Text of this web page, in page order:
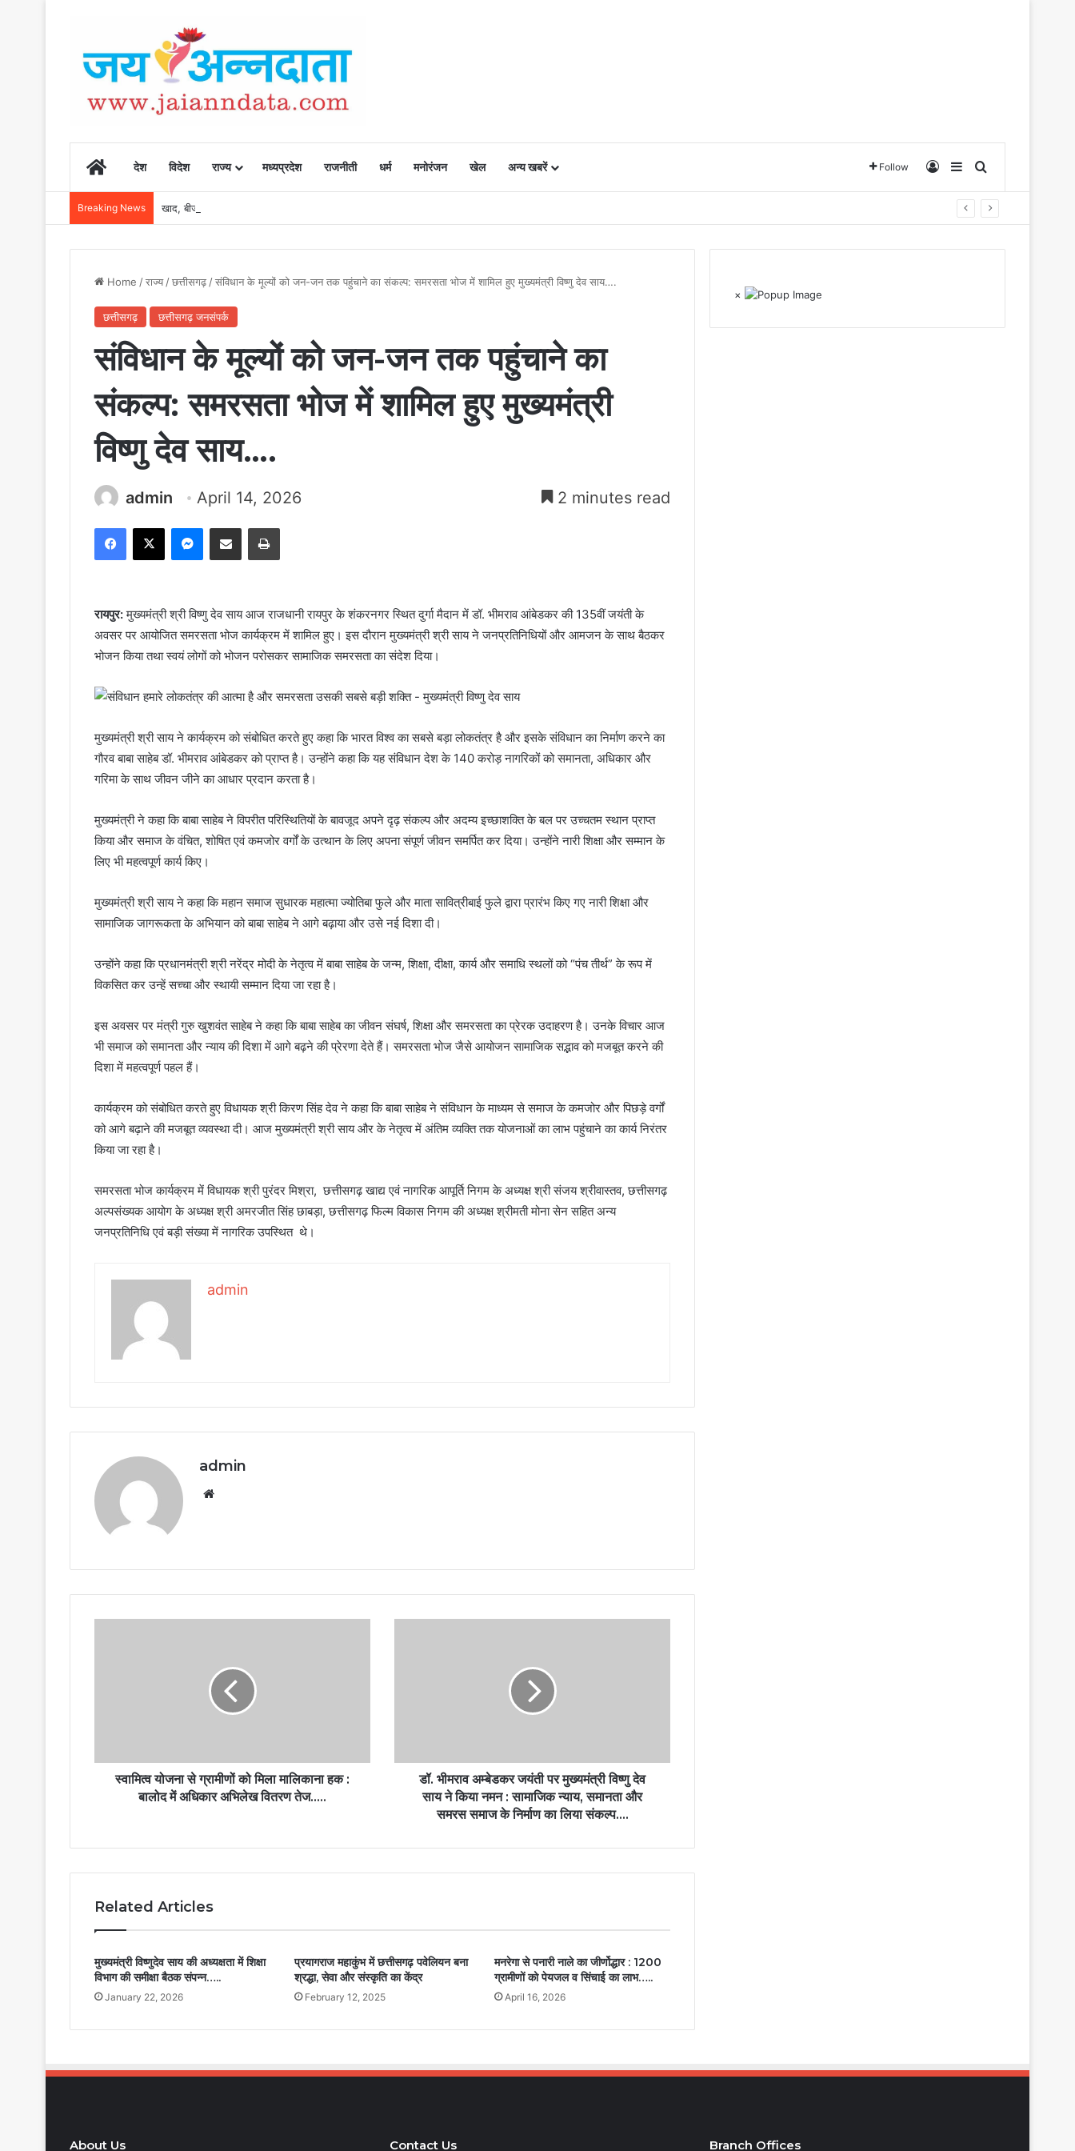
Homeदेश विदेश राज्य मध्यप्रदेश राजनीती धर्म मनोरंजन खेल अन्य खबरें Follow Log InSidebarSearch for
Breaking News खाद, बीज और उर्वरकों की समय पर उपलब्धता से किसानों में उत्साह, नैनो डीएपी और नैनो यूरिया बने किसानों के भरोसेमंद कृषि साथी…..
Home /राज्य/छत्तीसगढ़/संविधान के मूल्यों को जन-जन तक पहुंचाने का संकल्प: समरसता भोज में शामिल हुए मुख्यमंत्री विष्णु देव साय….
छत्तीसगढ़ छत्तीसगढ़ जनसंपर्क
संविधान के मूल्यों को जन-जन तक पहुंचाने का
संकल्प: समरसता भोज में शामिल हुए मुख्यमंत्री
विष्णु देव साय….
admin April 14, 2026 2 minutes read
Facebook
X Messenger
Share via Email Print
रायपुर:मुख्यमंत्री श्री विष्णु देव साय आज राजधानी रायपुर के शंकरनगर स्थित दुर्गा मैदान में डॉ. भीमराव आंबेडकर की 135वीं जयंती के
अवसर पर आयोजित समरसता भोज कार्यक्रम में शामिल हुए। इस दौरान मुख्यमंत्री श्री साय ने जनप्रतिनिधियों और आमजन के साथ बैठकर
भोजन किया तथा स्वयं लोगों को भोजन परोसकर सामाजिक समरसता का संदेश दिया।
मुख्यमंत्री श्री साय ने कार्यक्रम को संबोधित करते हुए कहा कि भारत विश्व का सबसे बड़ा लोकतंत्र है और इसके संविधान का निर्माण करने का
गौरव बाबा साहेब डॉ. भीमराव आंबेडकर को प्राप्त है। उन्होंने कहा कि यह संविधान देश के 140 करोड़ नागरिकों को समानता, अधिकार और
गरिमा के साथ जीवन जीने का आधार प्रदान करता है।
मुख्यमंत्री ने कहा कि बाबा साहेब ने विपरीत परिस्थितियों के बावजूद अपने दृढ़ संकल्प और अदम्य इच्छाशक्ति के बल पर उच्चतम स्थान प्राप्त
किया और समाज के वंचित, शोषित एवं कमजोर वर्गों के उत्थान के लिए अपना संपूर्ण जीवन समर्पित कर दिया। उन्होंने नारी शिक्षा और सम्मान के
लिए भी महत्वपूर्ण कार्य किए।
मुख्यमंत्री श्री साय ने कहा कि महान समाज सुधारक महात्मा ज्योतिबा फुले और माता सावित्रीबाई फुले द्वारा प्रारंभ किए गए नारी शिक्षा और
सामाजिक जागरूकता के अभियान को बाबा साहेब ने आगे बढ़ाया और उसे नई दिशा दी।
उन्होंने कहा कि प्रधानमंत्री श्री नरेंद्र मोदी के नेतृत्व में बाबा साहेब के जन्म, शिक्षा, दीक्षा, कार्य और समाधि स्थलों को “पंच तीर्थ” के रूप में
विकसित कर उन्हें सच्चा और स्थायी सम्मान दिया जा रहा है।
इस अवसर पर मंत्री गुरु खुशवंत साहेब ने कहा कि बाबा साहेब का जीवन संघर्ष, शिक्षा और समरसता का प्रेरक उदाहरण है। उनके विचार आज
भी समाज को समानता और न्याय की दिशा में आगे बढ़ने की प्रेरणा देते हैं। समरसता भोज जैसे आयोजन सामाजिक सद्भाव को मजबूत करने की
दिशा में महत्वपूर्ण पहल हैं।
कार्यक्रम को संबोधित करते हुए विधायक श्री किरण सिंह देव ने कहा कि बाबा साहेब ने संविधान के माध्यम से समाज के कमजोर और पिछड़े वर्गों
को आगे बढ़ाने की मजबूत व्यवस्था दी। आज मुख्यमंत्री श्री साय और के नेतृत्व में अंतिम व्यक्ति तक योजनाओं का लाभ पहुंचाने का कार्य निरंतर
किया जा रहा है।
समरसता भोज कार्यक्रम में विधायक श्री पुरंदर मिश्रा, छत्तीसगढ़ खाद्य एवं नागरिक आपूर्ति निगम के अध्यक्ष श्री संजय श्रीवास्तव, छत्तीसगढ़
अल्पसंख्यक आयोग के अध्यक्ष श्री अमरजीत सिंह छाबड़ा, छत्तीसगढ़ फिल्म विकास निगम की अध्यक्ष श्रीमती मोना सेन सहित अन्य
जनप्रतिनिधि एवं बड़ी संख्या में नागरिक उपस्थित थे।
admin
admin
स्वामित्व योजना से ग्रामीणों को मिला मालिकाना हक :
बालोद में अधिकार अभिलेख वितरण तेज…..
डॉ. भीमराव अम्बेडकर जयंती पर मुख्यमंत्री विष्णु देव
साय ने किया नमन : सामाजिक न्याय, समानता और
समरस समाज के निर्माण का लिया संकल्प….
Related Articles
मुख्यमंत्री विष्णुदेव साय की अध्यक्षता में शिक्षा
विभाग की समीक्षा बैठक संपन्न…..
January 22, 2026
प्रयागराज महाकुंभ में छत्तीसगढ़ पवेलियन बना
श्रद्धा, सेवा और संस्कृति का केंद्र
February 12, 2025
मनरेगा से पनारी नाले का जीर्णोद्धार : 1200
ग्रामीणों को पेयजल व सिंचाई का लाभ…..
April 16, 2026
×
About Us Contact Us Branch Offices